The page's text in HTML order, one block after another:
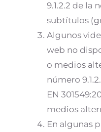
9.1.2.2 de la
subtítulos
Algunos
web no
o medios
número
EN
medios
En algunas